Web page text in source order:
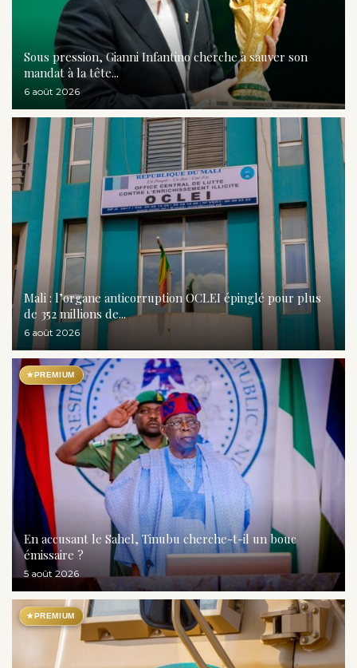
Sous pression, Gianni Infantino cherche à sauver son
mandat à la tête...
6 août 2026
Mali : l’organe anticorruption OCLEI épinglé pour plus
de 352 millions de...
6 août 2026
★ PREMIUM
En accusant le Sahel, Tinubu cherche-t-il un bouc
émissaire ?
5 août 2026
★ PREMIUM